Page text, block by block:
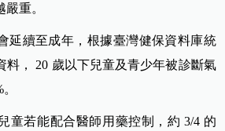
重。
延續至成年，根據臺灣健保資料庫統
料， 20 歲以下兒童及青少年被診斷氣
童若能配合醫師用藥控制，約 3/4 的